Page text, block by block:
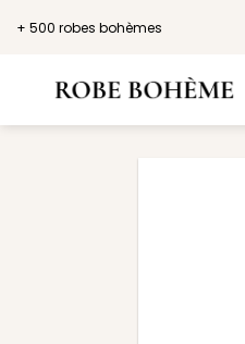
+ 500 robes bohèmes